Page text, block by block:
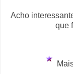
Acho
que